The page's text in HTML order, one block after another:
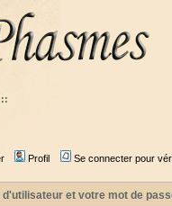
::
Profil Se connecter pour
et votre mot de